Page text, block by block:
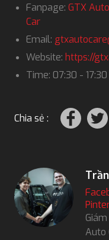
Fanpage: GTX
Car
Email:
Website: https://
Time: 07:30 - 17:30
Chia sẻ :
Auto